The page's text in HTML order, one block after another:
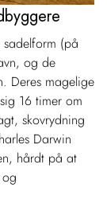
sadelform (på
og de
Deres magelige
16 timer om
skovrydning
Darwin
hårdt på at